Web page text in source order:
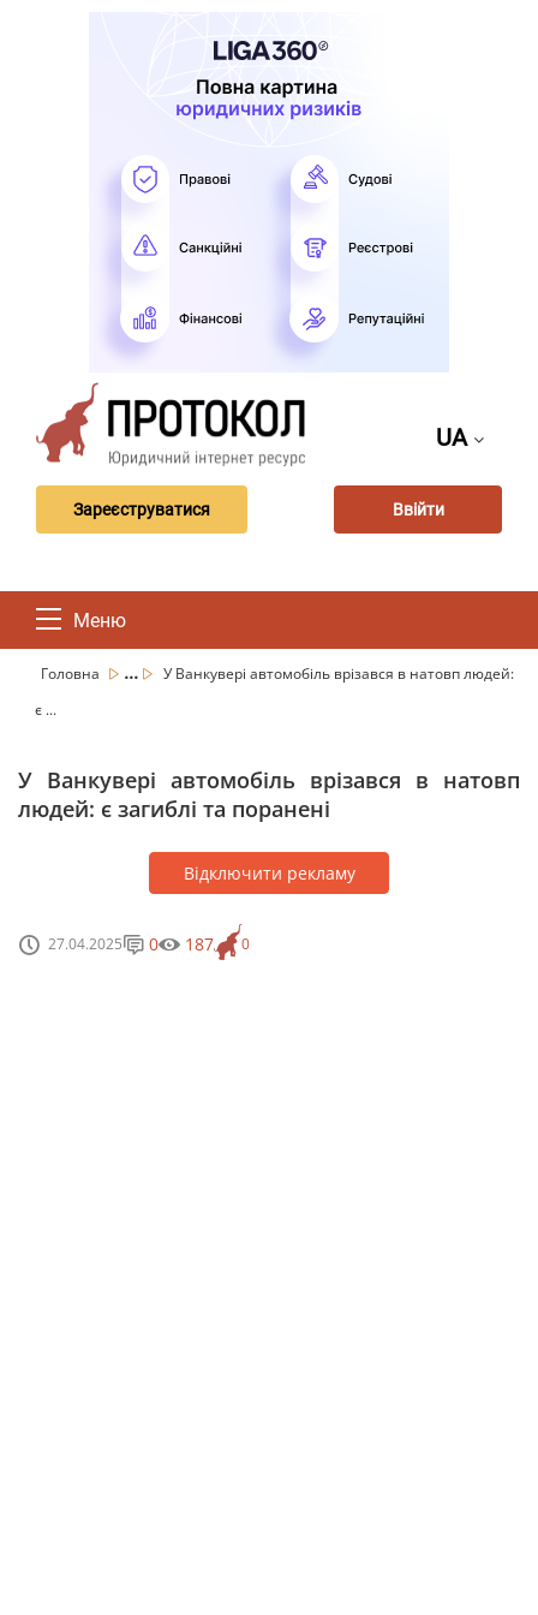
UA
Зареєструватися Ввійти
Меню
Головна ...
У Ванкувері автомобіль врізався в натовп людей:
є ...
У Ванкувері автомобіль врізався в натовп
людей: є загиблі та поранені
Відключити рекламу
27.04.2025 0
0 187